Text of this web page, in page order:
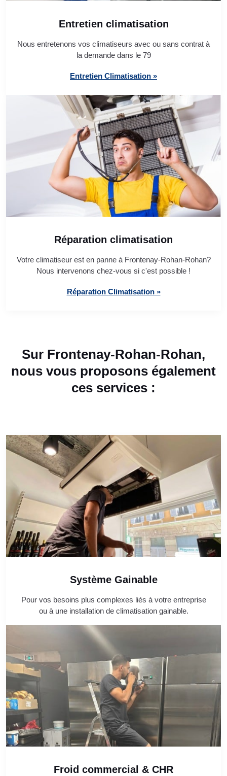
Entretien climatisation
Nous entretenons vos climatiseurs avec ou sans contrat à
la demande dans le 79
Entretien Climatisation »
Réparation climatisation
Votre climatiseur est en panne à Frontenay-Rohan-Rohan?
Nous intervenons chez-vous si c'est possible !
Réparation Climatisation »
Sur Frontenay-Rohan-Rohan,
nous vous proposons également
ces services :
Système Gainable
Pour vos besoins plus complexes liés à votre entreprise
ou à une installation de climatisation gainable.
Froid commercial & CHR